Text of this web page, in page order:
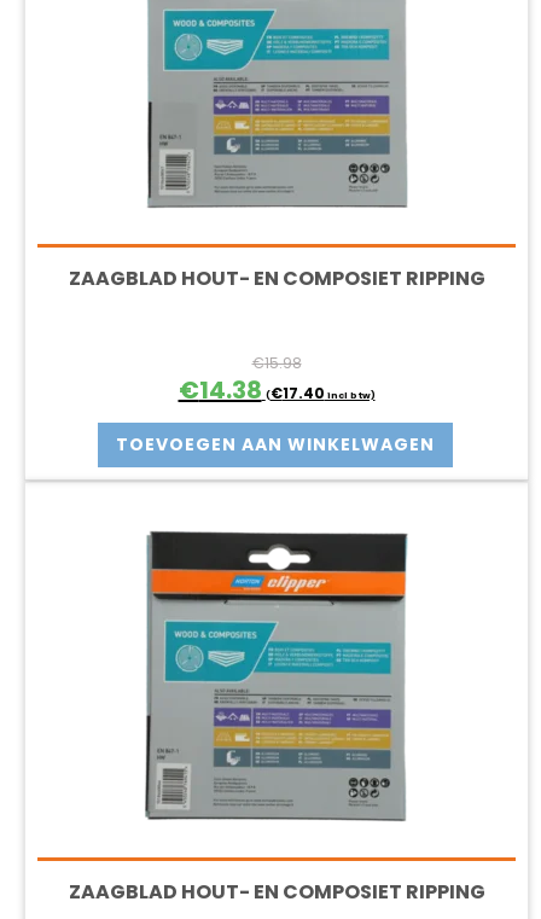
ZAAGBLAD HOUT- EN COMPOSIET RIPPING
€15.98
Oorspronkelijke
prijs
was:
€15.98.
€14.38Huidige
prijs
is:
€14.38.
(€17.40 incl btw)
TOEVOEGEN AAN WINKELWAGEN
ZAAGBLAD HOUT- EN COMPOSIET RIPPING